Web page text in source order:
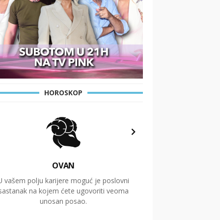
HOROSKOP
OVAN
vašem polju karijere moguć je poslovni
na kojem ćete ugovoriti veoma
unosan posao.